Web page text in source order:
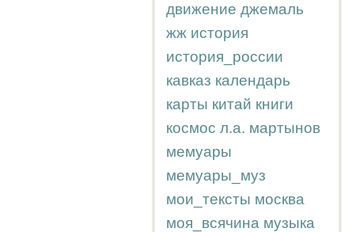
движение джемаль
жж история
история_россии
кавказ календарь
карты китай книги
космос л.а. мартынов
мемуары
мемуары_муз
мои_тексты москва
моя_всячина музыка